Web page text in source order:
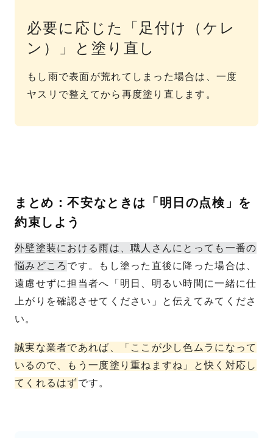
必要に応じた「足付け（ケレ
ン）」と塗り直し
もし雨で表面が荒れてしまった場合は、一度
ヤスリで整えてから再度塗り直します。
まとめ：不安なときは「明日の点検」を
約束しよう
外壁塗装における雨は、職人さんにとっても一番の
悩みどころ です。もし塗った直後に降った場合は、
遠慮せずに担当者へ「明日、明るい時間に一緒に仕
上がりを確認させてください」と伝えてみてくださ
い。
誠実な業者であれば、「ここが少し色ムラになって
いるので、もう一度塗り重ねますね」と快く対応し
てくれるはずです。